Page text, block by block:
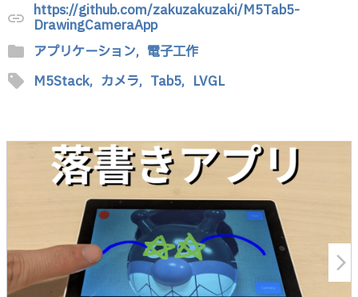
link https://github.com/zakuzakuzaki/M5Tab5-
DrawingCameraApp
folder アプリケーション, 電子工作
sell M5Stack, カメラ, Tab5, LVGL
arrow_forward_ios